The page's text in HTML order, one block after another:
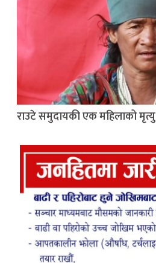
राउटे समुदायकी एक महिलाको मृत्यु